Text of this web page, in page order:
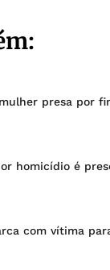
presa por
homicídio é
com vítima